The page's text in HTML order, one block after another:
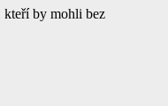
kteří by mohli bez